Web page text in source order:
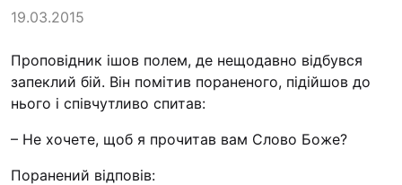
Волонтерство
19.03.2015
Проповідник ішов полем, де нещодавно відбувся
запеклий бій. Він помітив пораненого, підійшов до
нього і співчутливо спитав:
– Не хочете, щоб я прочитав вам Слово Боже?
Поранений відповів: